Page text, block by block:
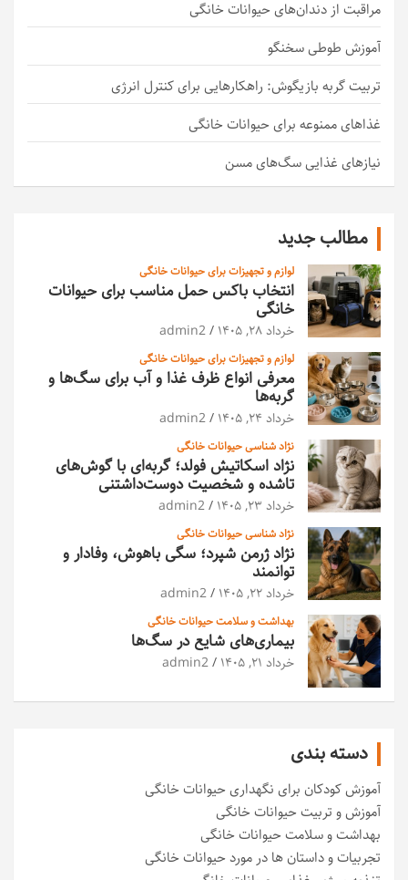
مراقبت از دندان‌های حیوانات خانگی
آموزش طوطی سخنگو
تربیت گربه بازیگوش: راهکارهایی برای کنترل انرژی
غذاهای ممنوعه برای حیوانات خانگی
نیازهای غذایی سگ‌های مسن
مطالب جدید
لوازم و تجهیزات برای حیوانات خانگی
انتخاب باکس حمل مناسب برای حیوانات
خانگی
خرداد ۲۸, ۱۴۰۵ admin2
لوازم و تجهیزات برای حیوانات خانگی
معرفی انواع ظرف غذا و آب برای سگ‌ها و
گربه‌ها
خرداد ۲۴, ۱۴۰۵ admin2
نژاد شناسی حیوانات خانگی
نژاد اسکاتیش فولد؛ گربه‌ای با گوش‌های
تاشده و شخصیت دوست‌داشتنی
خرداد ۲۳, ۱۴۰۵ admin2
نژاد شناسی حیوانات خانگی
نژاد ژرمن شپرد؛ سگی باهوش، وفادار و
توانمند
خرداد ۲۲, ۱۴۰۵ admin2
بهداشت و سلامت حیوانات خانگی
بیماری‌های شایع در سگ‌ها
خرداد ۲۱, ۱۴۰۵ admin2
دسته بندی
آموزش کودکان برای نگهداری حیوانات خانگی
آموزش و تربیت حیوانات خانگی
بهداشت و سلامت حیوانات خانگی
تجربیات و داستان ها در مورد حیوانات خانگی